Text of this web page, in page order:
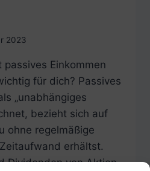
2023
passives Einkommen
für dich? Passives
„unabhängiges
bezieht sich auf
ohne regelmäßige
erhältst.
Dividenden von Aktien,